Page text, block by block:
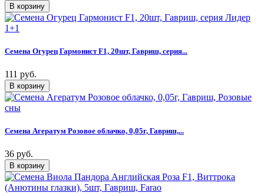
Семена Огурец Гармонист F1, 20шт, Гавриш, серия...
111 руб.
Семена Агератум Розовое облачко, 0,05г, Гавриш,...
36 руб.